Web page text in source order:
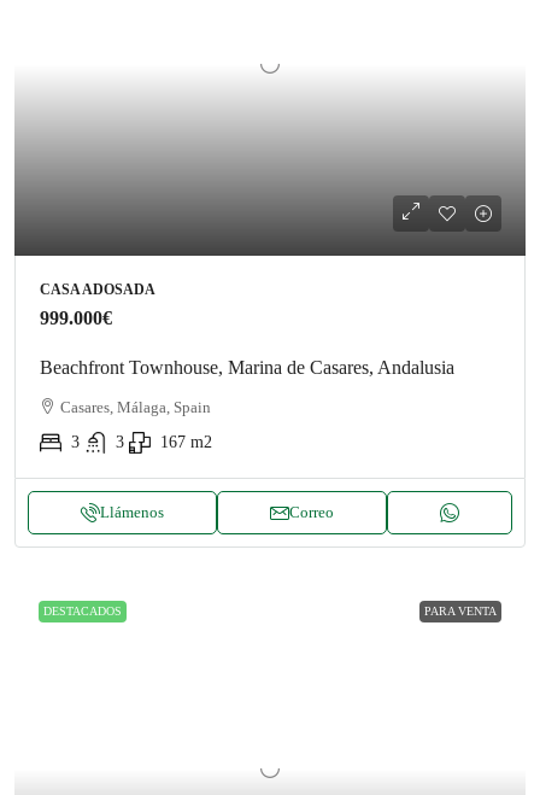
CASA ADOSADA
999.000€
Beachfront Townhouse, Marina de Casares, Andalusia
Casares, Málaga, Spain
3
3 167 m2
Llámenos Correo
DESTACADOS PARA VENTA